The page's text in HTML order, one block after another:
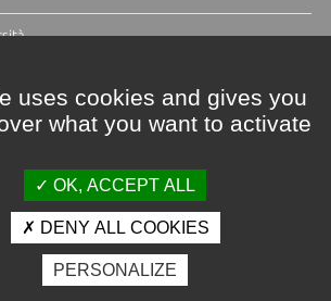
Espace presse
Photothèque
uses cookies and gives you
what you want to activate
OK, ACCEPT ALL
DENY ALL COOKIES
PERSONALIZE